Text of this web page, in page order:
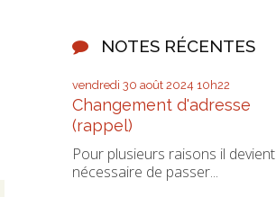
NOTES RÉCENTES
vendredi 30 août 2024 10h22
Changement d'adresse
(rappel)
Pour plusieurs raisons il devient
nécessaire de passer...